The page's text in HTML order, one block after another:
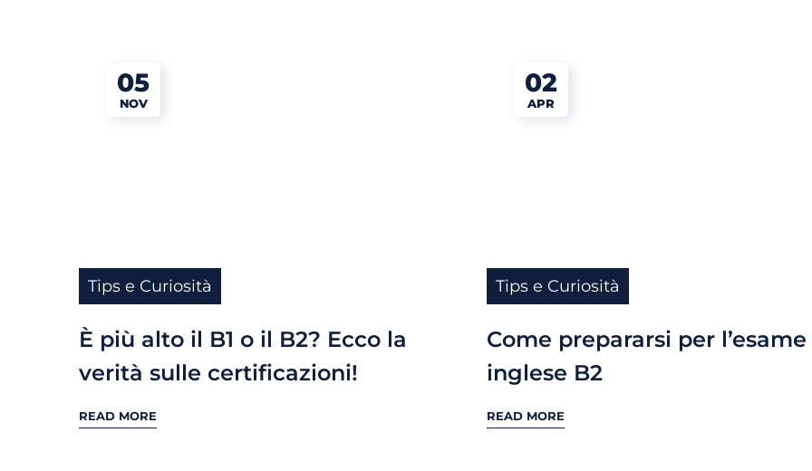
05
NOV
Tips e Curiosità
È più alto il B1 o il B2? Ecco la
verità sulle certificazioni!
READ MORE
02
APR
Tips e Curiosità
Come prepararsi per
inglese B2
READ MORE